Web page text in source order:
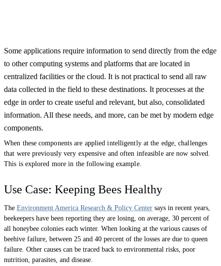
Some applications require information to send directly from the edge
to other computing systems and platforms that are located in
centralized facilities or the cloud. It is not practical to send all raw
data collected in the field to these destinations. It processes at the
edge in order to create useful and relevant, but also, consolidated
information. All these needs, and more, can be met by modern edge
components.
When these components are applied intelligently at the edge, challenges
that were previously very expensive and often infeasible are now solved.
This is explored more in the following example.
Use Case: Keeping Bees Healthy
The Environment America Research & Policy Center says in recent years,
beekeepers have been reporting they are losing, on average, 30 percent of
all honeybee colonies each winter. When looking at the various causes of
beehive failure, between 25 and 40 percent of the losses are due to queen
failure. Other causes can be traced back to environmental risks, poor
nutrition, parasites, and disease.